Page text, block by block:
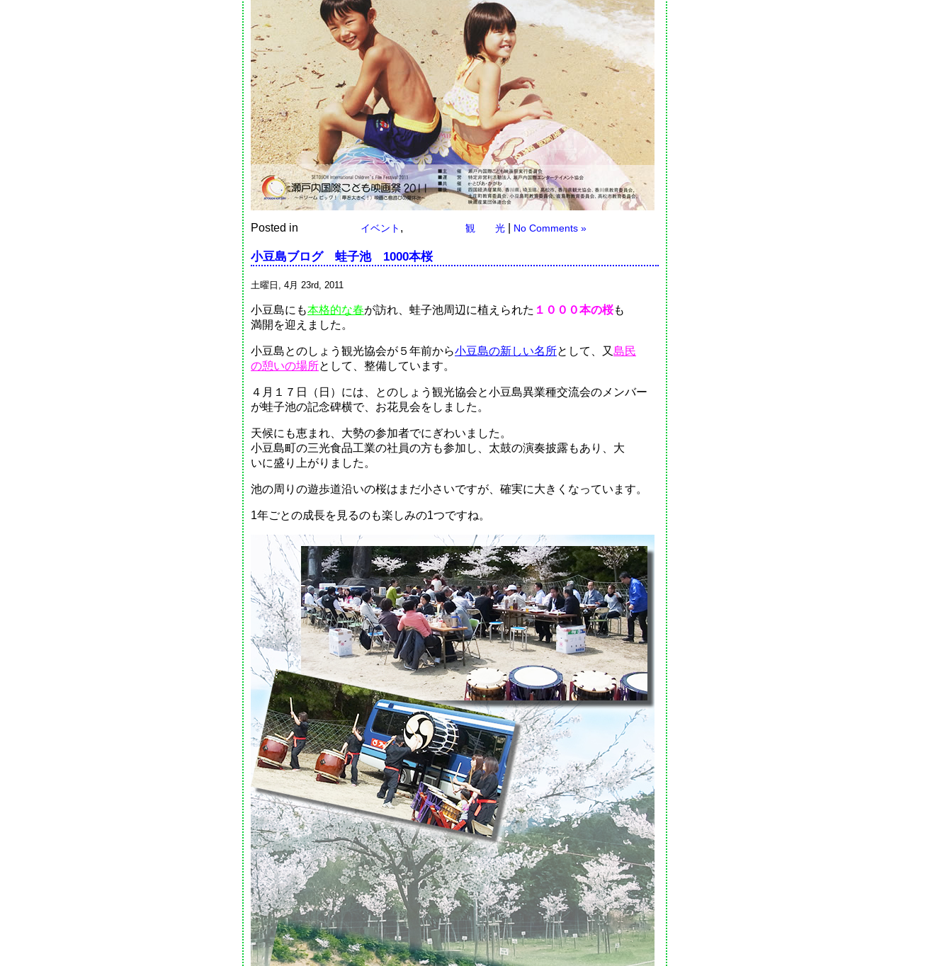
Posted in イベント , 観 光 No Comments »
小豆島ブログ 蛙子池 1000本桜
土曜日, 4月 23rd, 2011
小豆島にも本格的な春が訪れ、蛙子池周辺に植えられた １０００本の桜も
満開を迎えました。
小豆島とのしょう観光協会が５年前から小豆島の新しい名所として、又島民
の憩いの場所として、整備しています。
４月１７日（日）には、とのしょう観光協会と小豆島異業種交流会のメンバー
が蛙子池の記念碑横で、お花見会をしました。
天候にも恵まれ、大勢の参加者でにぎわいました。
小豆島町の三光食品工業の社員の方も参加し、太鼓の演奏披露もあり、大
いに盛り上がりました。
池の周りの遊歩道沿いの桜はまだ小さいですが、確実に大きくなっています。
1年ごとの成長を見るのも楽しみの1つですね。